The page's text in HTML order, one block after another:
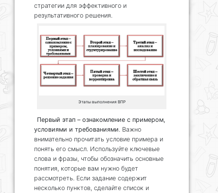
стратегии для эффективного и
результативного решения.
Этапы выполнения ВПР
Первый этап – ознакомление с примером,
условиями и требованиями . Важно
внимательно прочитать условие примера и
понять его смысл. Используйте ключевые
слова и фразы, чтобы обозначить основные
понятия, которые вам нужно будет
рассмотреть. Если задание содержит
несколько пунктов, сделайте список и